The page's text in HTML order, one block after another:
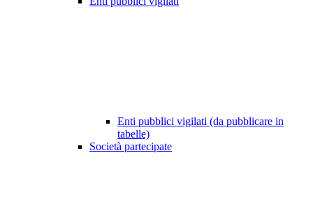
Enti pubblici vigilati (da pubblicare in
tabelle)
Società partecipate